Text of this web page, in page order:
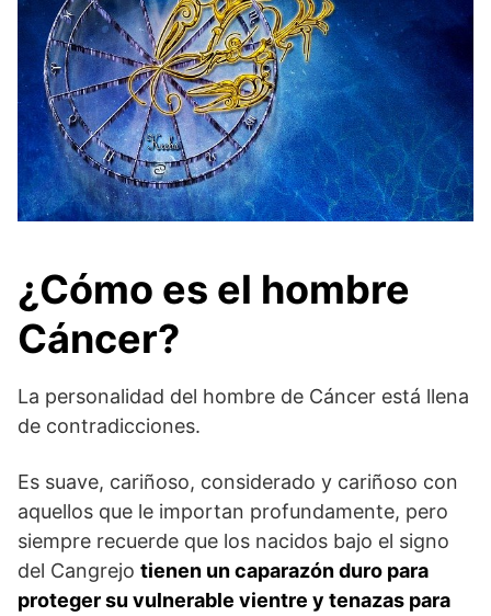
¿Cómo es el hombre
Cáncer?
La personalidad del hombre de Cáncer está llena
de contradicciones.
Es suave, cariñoso, considerado y cariñoso con
aquellos que le importan profundamente, pero
siempre recuerde que los nacidos bajo el signo
del Cangrejo tienen un caparazón duro para
proteger su vulnerable vientre y tenazas para